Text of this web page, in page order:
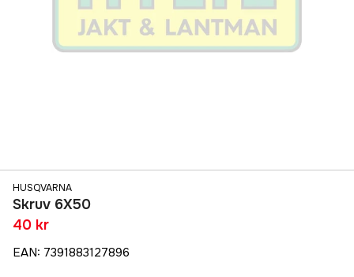
HUSQVARNA
Skruv 6X50
40 kr
EAN: 7391883127896